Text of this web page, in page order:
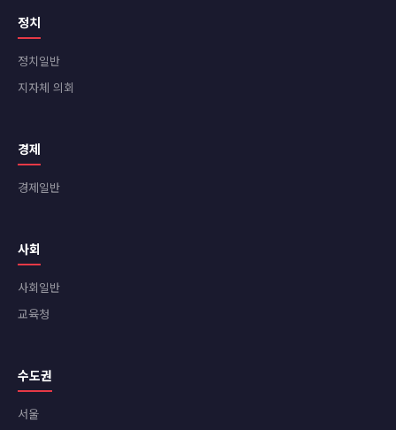
정치
정치일반
지자체 의회
경제
경제일반
사회
사회일반
교육청
수도권
서울